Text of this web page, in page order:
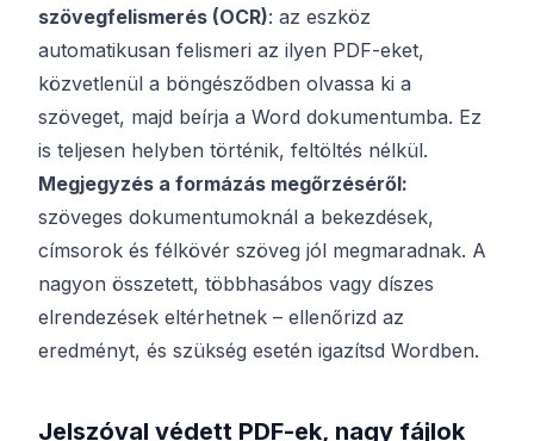
szövegfelismerés (OCR): az eszköz
automatikusan felismeri az ilyen PDF-eket,
közvetlenül a böngésződben olvassa ki a
szöveget, majd beírja a Word dokumentumba. Ez
is teljesen helyben történik, feltöltés nélkül.
Megjegyzés a formázás megőrzéséről:
szöveges dokumentumoknál a bekezdések,
címsorok és félkövér szöveg jól megmaradnak. A
nagyon összetett, többhasábos vagy díszes
elrendezések eltérhetnek – ellenőrizd az
eredményt, és szükség esetén igazítsd Wordben.
Jelszóval védett PDF-ek, nagy fájlok